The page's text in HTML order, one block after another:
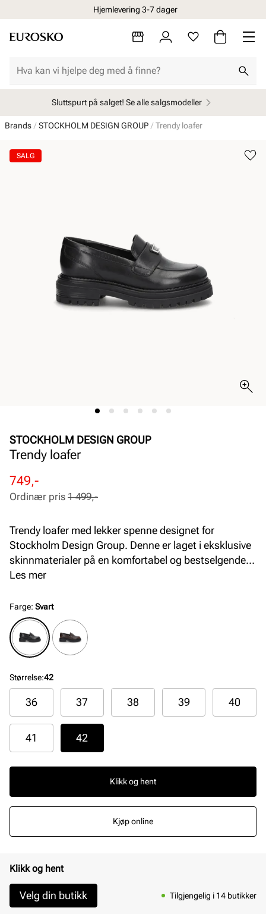
Hjemlevering 3-7 dager
Sluttspurt på salget! Se alle salgsmodeller
Brands STOCKHOLM DESIGN GROUP Trendy loafer
SALG
STOCKHOLM DESIGN GROUP
Trendy loafer
Rabattert
pris
749,-
Ordinær
pris
Ordinær pris 1 499,-
Trendy loafer med lekker spenne designet for
Stockholm Design Group. Denne er laget i eksklusive
skinnmaterialer på en komfortabel og bestselgende
såle med padding i hælkappen. Med sine tidstiktige
antrekk og anledninger. Finnes i sort og brunt skinn.
Les mer
Farge: Svart
Størrelse:42
36 37 38 39 40
41 42
Klikk og hent
Kjøp online
Klikk og hent
Velg din butikk Tilgjengelig i 14 butikker